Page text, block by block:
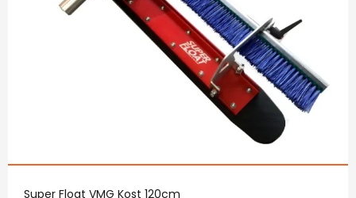
Super Float VMG Kost 120cm